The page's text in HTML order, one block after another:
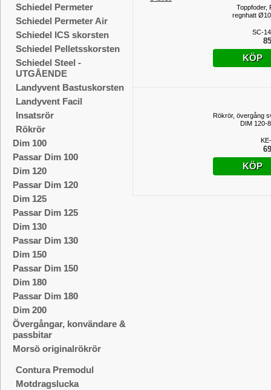
Schiedel Permeter
Schiedel Permeter Air
Schiedel ICS skorsten
Schiedel Pelletsskorsten
Schiedel Steel -
UTGÅENDE
Landyvent Bastuskorsten
Landyvent Facil
Insatsrör
Rökrör
Dim 100
Passar Dim 100
Dim 120
Passar Dim 120
Dim 125
Passar Dim 125
Dim 130
Passar Dim 130
Dim 150
Passar Dim 150
Dim 180
Passar Dim 180
Dim 200
Övergångar, konvändare &
passbitar
Morsö originalrökrör
Contura Premodul
Motdragslucka
Toppfoder,
regnhatt
SC-
KÖP
Rökrör, övergång
DIM 120-
KÖP